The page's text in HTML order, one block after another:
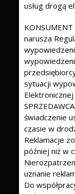
usług drogą
narusza
sytuacji
świadczenie
czasie w
Reklamacje
później niż w
uznanie
Do